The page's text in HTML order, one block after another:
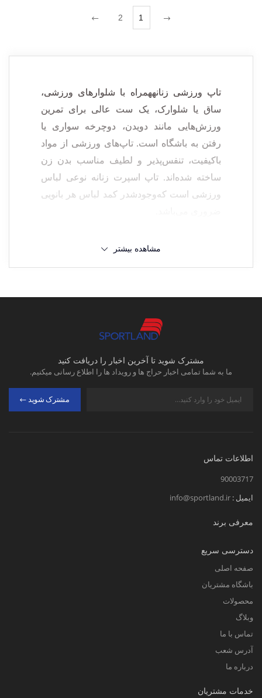
1
2
تاپ ورزشی زنانههمراه با شلوارهای ورزشی،
ساق یا شلوارک، یک ست عالی برای تمرین
ورزش‌هایی مانند دویدن، دوچرخه سواری یا
رفتن به باشگاه است. تاپ‌های ورزشی از مواد
باکیفیت، تنفس‌پذیر و لطیف مناسب بدن زن
ساخته شده‌اند. تاپ اسپرت زنانه نوعی لباس
ورزشی است کهوجودشدر کمد لباس هر بانویی
تاپ و شلوارک ورزشی زنانه
تاپ ورزشی زنانه چیست؟
که برای زنان ورزشکار طراحی شده‌اند. آن‌ها
طول ورزش کمک می‌کنند. تاپ‌های ورزشی
معمولاً دارای ویژگی‌هایی مانند ساپورت داخلی یا
کاپ برای محافظت و حمایت از سینه‌ها در برابر
کرده تا بدن را خنک و خشک نگه دارند.
مشاهده بیشتر
مشترک شوید تا آخرین اخبار را دریافت کنید
ما به شما تمامی اخبار حراج ها و رویداد ها را اطلاع رسانی میکنیم.
مشترک شوید
اطلاعات تماس
90003717
ایمیل : info@sportland.ir
معرفی برند
دسترسی سریع
صفحه اصلی
باشگاه مشتریان
محصولات
وبلاگ
تماس با ما
آدرس شعب
درباره ما
خدمات مشتریان